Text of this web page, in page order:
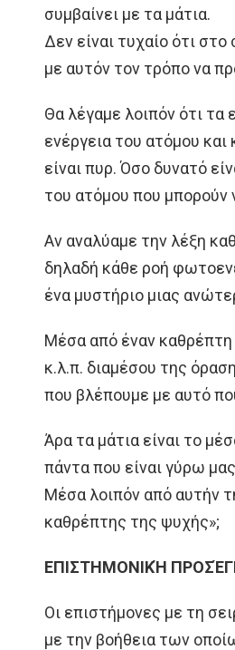
συμβαίνει με τα μάτια.
Δεν είναι τυχαίο ότι
με αυτόν τον τρόπο να
Θα λέγαμε λοιπόν ότι
ενέργεια του ατόμου
είναι πυρ. Όσο δυνατό
του ατόμου που μπορούν
Αν αναλύαμε την λέξη
δηλαδή κάθε ροή
ένα μυστήριο μιας
Μέσα από έναν
κ.λ.π. διαμέσου της
που βλέπουμε με αυτό
Άρα τα μάτια είναι το
πάντα που είναι γύρω
Μέσα λοιπόν από αυτήν
καθρέπτης της ψυχής»;
ΕΠΙΣΤΗΜΟΝΙΚΉ
Οι επιστήμονες με τη
με την βοήθεια των